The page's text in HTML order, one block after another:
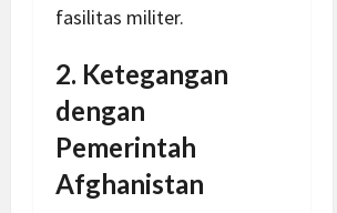
fasilitas militer.
2. Ketegangan
dengan
Pemerintah
Afghanistan